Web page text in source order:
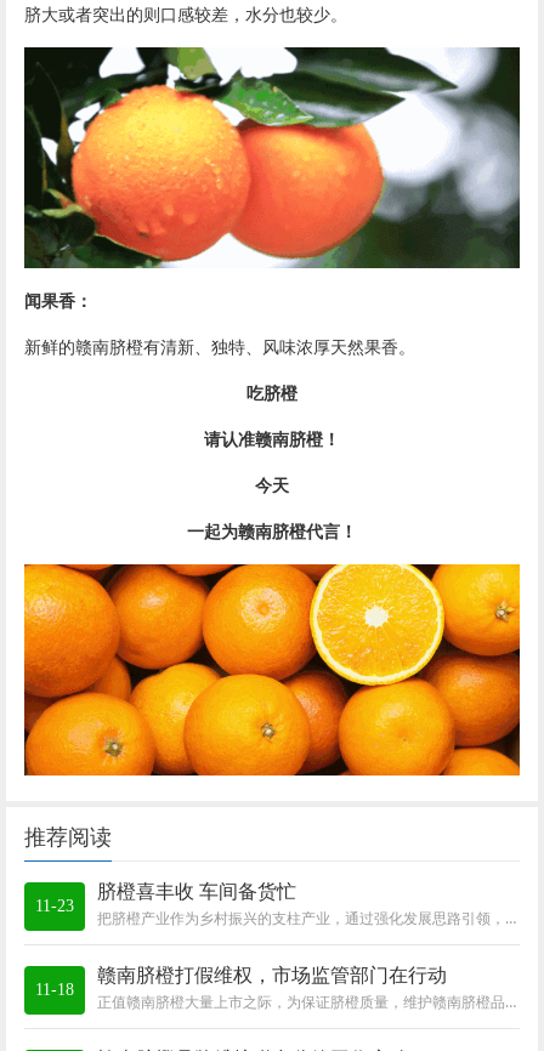
脐大或者突出的则口感较差，水分也较少。
闻果香：
新鲜的赣南脐橙有清新、独特、风味浓厚天然果香。
吃脐橙
请认准赣南脐橙 ！
今天
一起为赣南脐橙代言！
推荐阅读
11-23
脐橙喜丰收 车间备货忙
把脐橙产业作为乡村振兴的支柱产业，通过强化发展思路引领，提升脐橙产业规划，加大资金政策支持，注重果业技术队伍建设等方式，持续完善精深加工、物...
11-18
赣南脐橙打假维权，市场监管部门在行动
正值赣南脐橙大量上市之际，为保证脐橙质量，维护赣南脐橙品牌，近日，赣州市市场监督管理局执法工作人员来到信丰县开展赣南脐橙打假维权专项行动。